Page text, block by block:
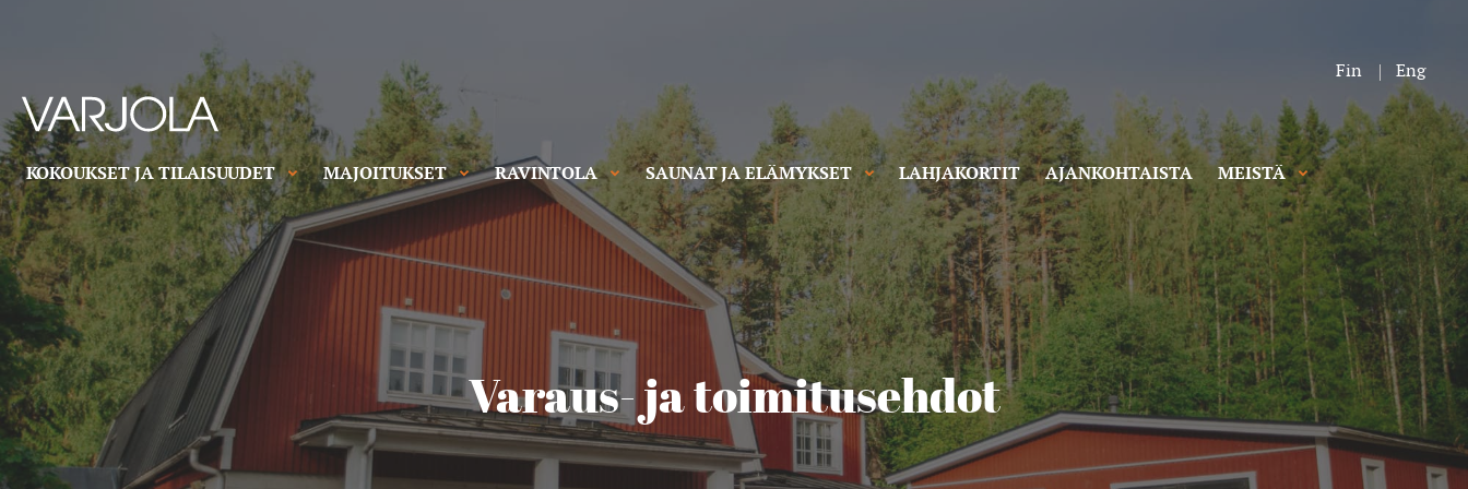
Fin Eng
Varjolan
tila
Talo
täynnä
vanhanajan
vieraanvaraisuutta
KOKOUKSET JA TILAISUUDET MAJOITUKSET RAVINTOLA SAUNAT JA ELÄMYKSET LAHJAKORTIT AJANKOHTAISTA MEISTÄ
Varaus- ja toimitusehdot